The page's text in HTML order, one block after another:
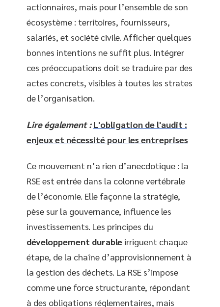
actionnaires, mais pour l’ensemble de son
écosystème : territoires, fournisseurs,
salariés, et société civile. Afficher quelques
bonnes intentions ne suffit plus. Intégrer
ces préoccupations doit se traduire par des
actes concrets, visibles à toutes les strates
de l’organisation.
Lire également : L'obligation de l'audit :
enjeux et nécessité pour les entreprises
Ce mouvement n’a rien d’anecdotique : la
RSE est entrée dans la colonne vertébrale
de l’économie. Elle façonne la stratégie,
pèse sur la gouvernance, influence les
investissements. Les principes du
développement durable irriguent chaque
étape, de la chaîne d’approvisionnement à
la gestion des déchets. La RSE s’impose
comme une force structurante, répondant
à des obligations réglementaires, mais